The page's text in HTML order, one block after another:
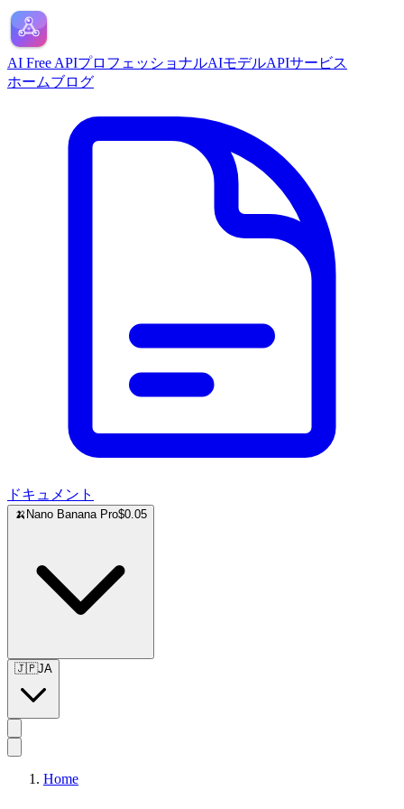
AI Free APIプロフェッショナルAIモデルAPIサービス
ホームブログ
ドキュメント
🍌 Nano Banana Pro$0.05
🇯🇵JA
Home